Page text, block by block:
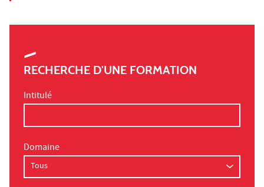
RECHERCHE D'UNE FORMATION
Intitulé
Domaine